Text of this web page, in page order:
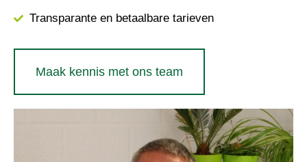
Transparante en betaalbare tarieven
Maak kennis met ons team